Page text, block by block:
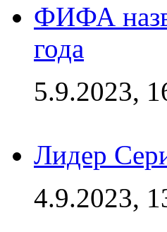
ФИФА
года
5.9.2023,
Лидер
4.9.2023,